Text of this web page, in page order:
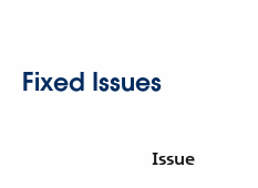
Fixed Issues
Issue